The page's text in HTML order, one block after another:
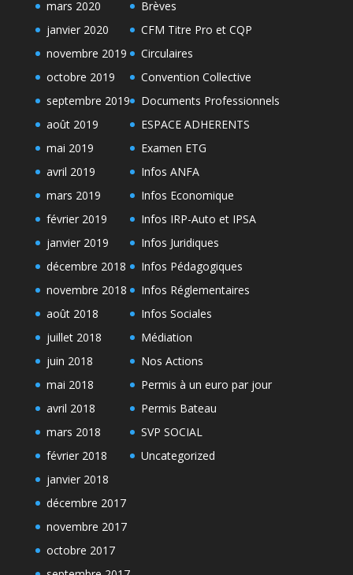
mars 2020
janvier 2020
novembre 2019
octobre 2019
septembre 2019
août 2019
mai 2019
avril 2019
mars 2019
février 2019
janvier 2019
décembre 2018
novembre 2018
août 2018
juillet 2018
juin 2018
mai 2018
avril 2018
mars 2018
février 2018
janvier 2018
décembre 2017
novembre 2017
octobre 2017
Brèves
CFM Titre Pro et CQP
Circulaires
Convention Collective
Documents Professionnels
ESPACE ADHERENTS
Examen ETG
Infos ANFA
Infos Economique
Infos IRP-Auto et IPSA
Infos Juridiques
Infos Pédagogiques
Infos Réglementaires
Infos Sociales
Médiation
Nos Actions
Permis à un euro par jour
Permis Bateau
SVP SOCIAL
Uncategorized